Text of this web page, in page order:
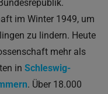
im Winter 1949, um
zu lindern. Heute
mehr als
in Schleswig-
. Über 18.000